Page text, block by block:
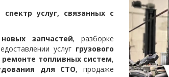
услуг, связанных с
запчастей, разборке
услуг грузового
ремонте топливных систем,
для СТО, продаже